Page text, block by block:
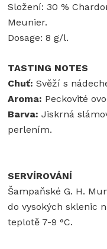
Složení: 30 %
Meunier.
Dosage: 8 g/l.
TASTING NOTES
Chuť: Svěží s
Aroma: Peckovité
Barva: Jiskrná
perlením.
SERVÍROVÁNÍ
Šampaňské G. H.
do vysokých sklenic
teplotě 7-9 °C.